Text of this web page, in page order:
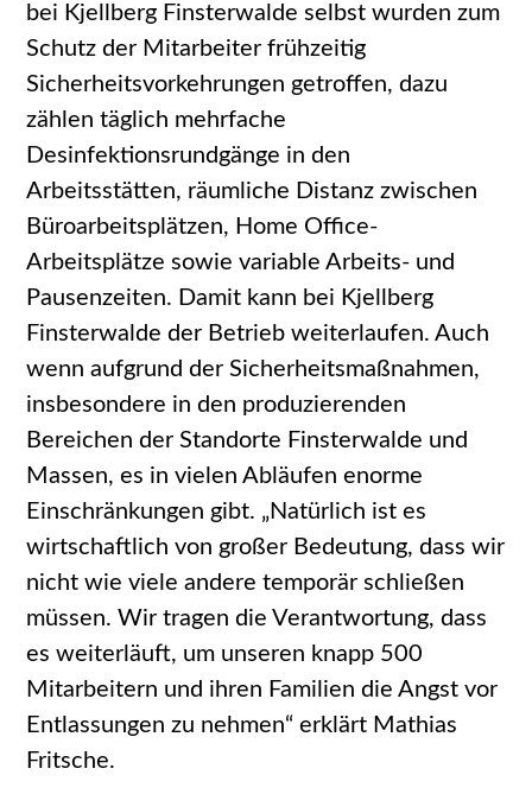
bei Kjellberg Finsterwalde selbst wurden zum
Schutz der Mitarbeiter frühzeitig
Sicherheitsvorkehrungen getroffen, dazu
zählen täglich mehrfache
Desinfektionsrundgänge in den
Arbeitsstätten, räumliche Distanz zwischen
Büroarbeitsplätzen, Home Office-
Arbeitsplätze sowie variable Arbeits- und
Pausenzeiten. Damit kann bei Kjellberg
Finsterwalde der Betrieb weiterlaufen. Auch
wenn aufgrund der Sicherheitsmaßnahmen,
insbesondere in den produzierenden
Bereichen der Standorte Finsterwalde und
Massen, es in vielen Abläufen enorme
Einschränkungen gibt. „Natürlich ist es
wirtschaftlich von großer Bedeutung, dass wir
nicht wie viele andere temporär schließen
müssen. Wir tragen die Verantwortung, dass
es weiterläuft, um unseren knapp 500
Mitarbeitern und ihren Familien die Angst vor
Entlassungen zu nehmen“ erklärt Mathias
Fritsche.